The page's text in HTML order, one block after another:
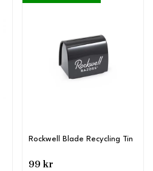
Rockwell Blade Recycling Tin
99 kr